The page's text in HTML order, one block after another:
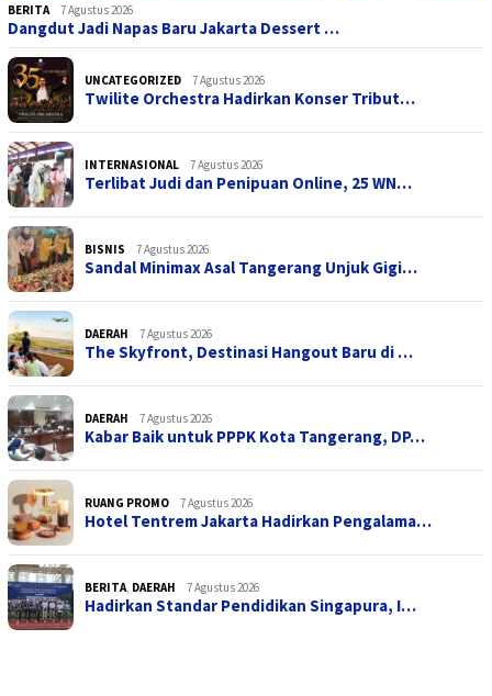
BERITA 7 Agustus 2026
Dangdut Jadi Napas Baru Jakarta Dessert …
UNCATEGORIZED 7 Agustus 2026
Twilite Orchestra Hadirkan Konser Tribut…
INTERNASIONAL 7 Agustus 2026
Terlibat Judi dan Penipuan Online, 25 WN…
BISNIS 7 Agustus 2026
Sandal Minimax Asal Tangerang Unjuk Gigi…
DAERAH 7 Agustus 2026
The Skyfront, Destinasi Hangout Baru di …
DAERAH 7 Agustus 2026
Kabar Baik untuk PPPK Kota Tangerang, DP…
RUANG PROMO 7 Agustus 2026
Hotel Tentrem Jakarta Hadirkan Pengalama…
BERITA, DAERAH 7 Agustus 2026
Hadirkan Standar Pendidikan Singapura, I…